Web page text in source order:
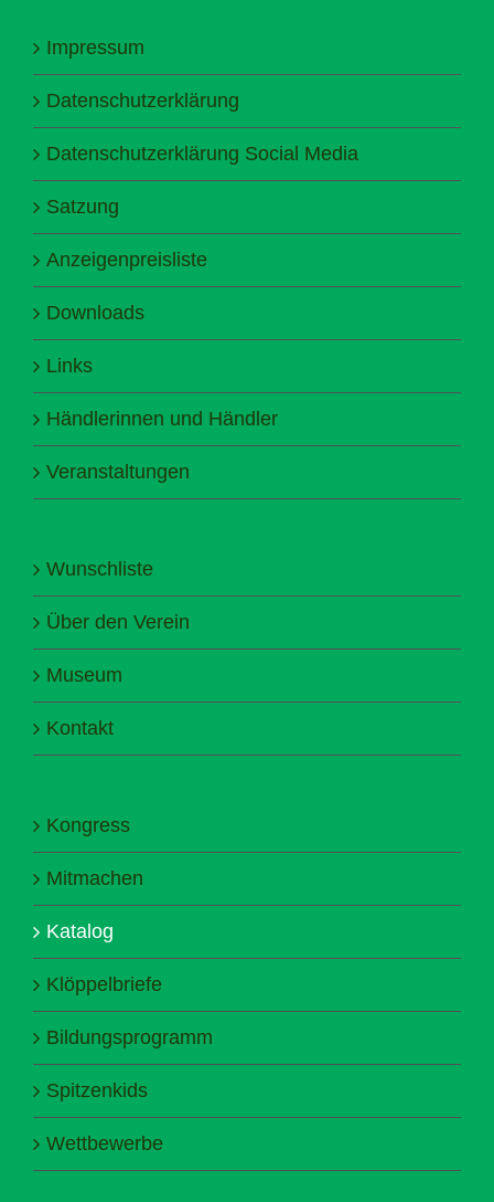
Impressum
Datenschutzerklärung
Datenschutzerklärung Social Media
Satzung
Anzeigenpreisliste
Downloads
Links
Händlerinnen und Händler
Veranstaltungen
Wunschliste
Über den Verein
Museum
Kontakt
Kongress
Mitmachen
Katalog
Klöppelbriefe
Bildungsprogramm
Spitzenkids
Wettbewerbe